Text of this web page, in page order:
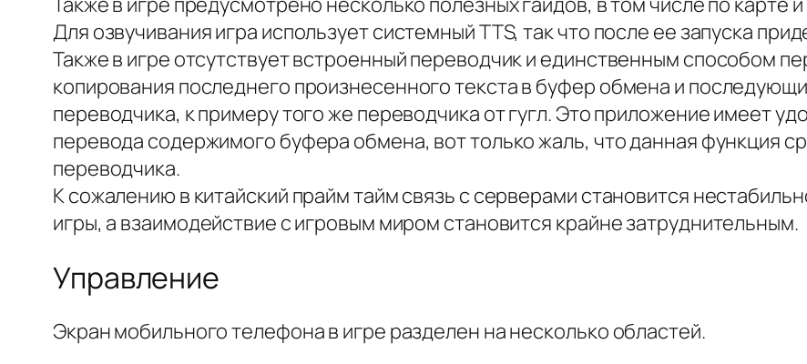
Для озвучивания игра использует системный TTS, так что после ее запуска
Также в игре отсутствует встроенный переводчик и единственным способом
копирования последнего произнесенного текста в буфер обмена и
переводчика, к примеру того же переводчика от гугл. Это приложение имеет
перевода содержимого буфера обмена, вот только жаль, что данная функция
переводчика.
К сожалению в китайский прайм тайм связь с серверами становится
игры, а взаимодействие с игровым миром становится крайне затруднительным.
Управление
Экран мобильного телефона в игре разделен на несколько областей.